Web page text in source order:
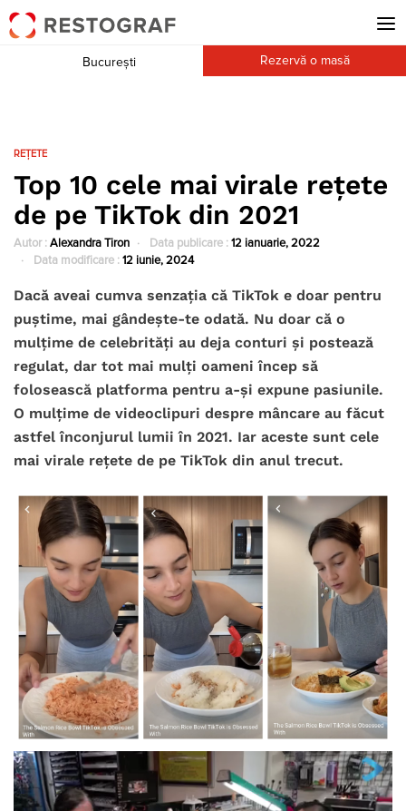
București Rezervă o masă
REȚETE
Top 10 cele mai virale rețete
de pe TikTok din 2021
Autor : Alexandra Tiron Data publicare : 12 ianuarie, 2022
Data modificare : 12 iunie, 2024
Dacă aveai cumva senzația că TikTok e doar pentru
puștime, mai gândește-te odată. Nu doar că o
mulțime de celebrități au deja conturi și postează
regulat, dar tot mai mulți oameni încep să
folosească platforma pentru a-și expune pasiunile.
O mulțime de videoclipuri despre mâncare au făcut
astfel înconjurul lumii în 2021. Iar aceste sunt cele
mai virale rețete de pe TikTok din anul trecut.